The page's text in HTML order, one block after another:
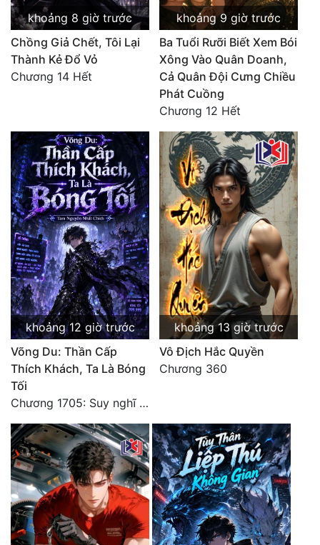
khoảng 8 giờ trước
Chồng Giả Chết, Tôi Lại
Thành Kẻ Đổ Vỏ
Chương 14 Hết
khoảng 9 giờ trước
Ba Tuổi Rưỡi Biết Xem Bói
Xông Vào Quân Doanh,
Cả Quân Đội Cưng Chiều
Phát Cuồng
Chương 12 Hết
khoảng 12 giờ trước
Võng Du: Thần Cấp
Thích Khách, Ta Là Bóng
Tối
Chương 1705: Suy nghĩ sinh tồn của Vô Danh Tuyết!
khoảng 13 giờ trước
Vô Địch Hắc Quyền
Chương 360